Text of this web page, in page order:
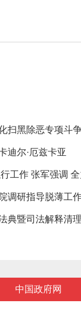
扫黑除恶专项斗
迪尔·厄兹卡亚
工作 张军强调
调研指导脱薄工
典暨司法解释清
中国政府网